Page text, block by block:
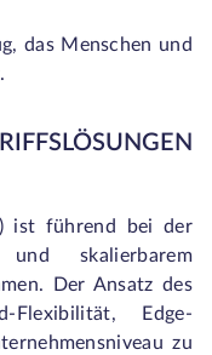
das Menschen und
ist führend bei der
skalierbarem
Der Ansatz des
Flexibilität, Edge-
zu